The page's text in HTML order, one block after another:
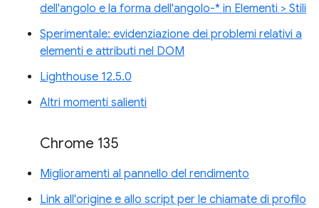
dell'angolo e la forma dell'angolo-* in Elementi > Stili
Sperimentale: evidenziazione dei problemi relativi a
elementi e attributi nel DOM
Lighthouse 12.5.0
Altri momenti salienti
Chrome 135
Miglioramenti al pannello del rendimento
Link all'origine e allo script per le chiamate di profilo